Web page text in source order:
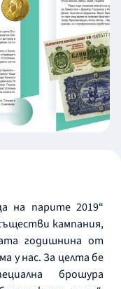
на парите 2019“
кампания,
годишнина от
у нас. За целта бе
брошура